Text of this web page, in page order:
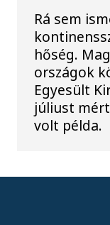
Rá sem
hőség.
országok
Egyesült
júliust
volt példa.